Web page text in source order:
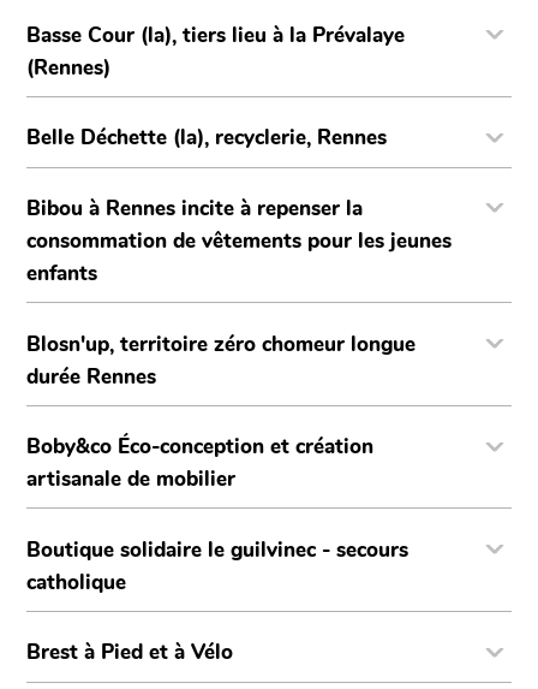
Basse Cour (la), tiers lieu à la Prévalaye
(Rennes)
Belle Déchette (la), recyclerie, Rennes
Bibou à Rennes incite à repenser la
consommation de vêtements pour les jeunes
enfants
Blosn'up, territoire zéro chomeur longue
durée Rennes
Boby&co Éco-conception et création
artisanale de mobilier
Boutique solidaire le guilvinec - secours
catholique
Brest à Pied et à Vélo